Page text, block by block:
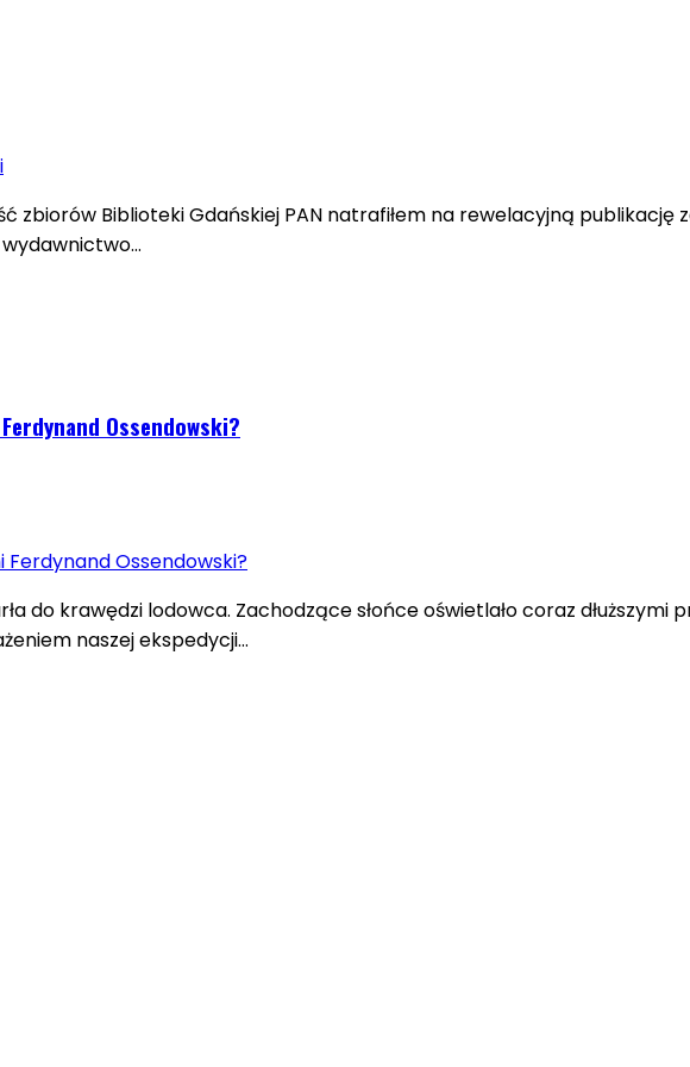
Biblioteki Gdańskiej PAN natrafiłem na rewelacyjną publikację
Ossendowski?
do krawędzi lodowca. Zachodzące słońce oświetlało coraz dłuższymi
naszej ekspedycji…